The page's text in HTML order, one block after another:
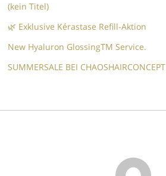
(kein Titel)
🌿 Exklusive Kérastase Refill-Aktion
New Hyaluron GlossingTM​ Service.​
SUMMERSALE BEI CHAOSHAIRCONCEPT